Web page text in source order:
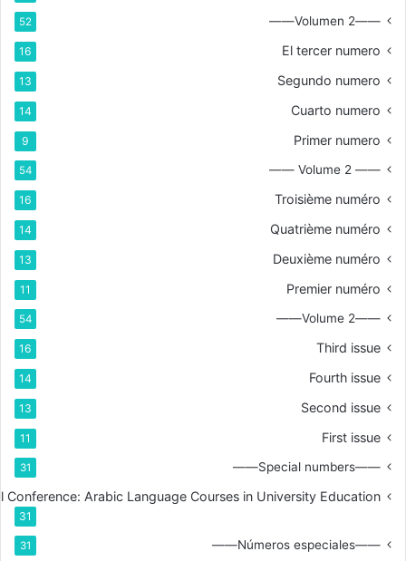
——Volumen 2——
52
El tercer numero
16
Segundo numero
13
Cuarto numero
14
Primer numero
9
—— Volume 2 ——
54
Troisième numéro
16
Quatrième numéro
14
Deuxième numéro
13
Premier numéro
11
——Volume 2——
54
Third issue
16
Fourth issue
14
Second issue
13
First issue
11
——Special numbers——
31
Conference: Arabic Language Courses in University Education
31
——Números especiales——
31